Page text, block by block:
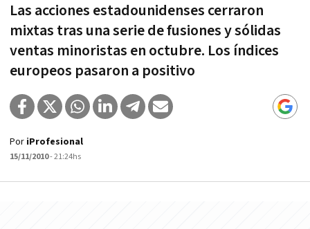
Las acciones estadounidenses cerraron
mixtas tras una serie de fusiones y sólidas
ventas minoristas en octubre. Los índices
europeos pasaron a positivo
Por iProfesional
15/11/2010- 21:24hs